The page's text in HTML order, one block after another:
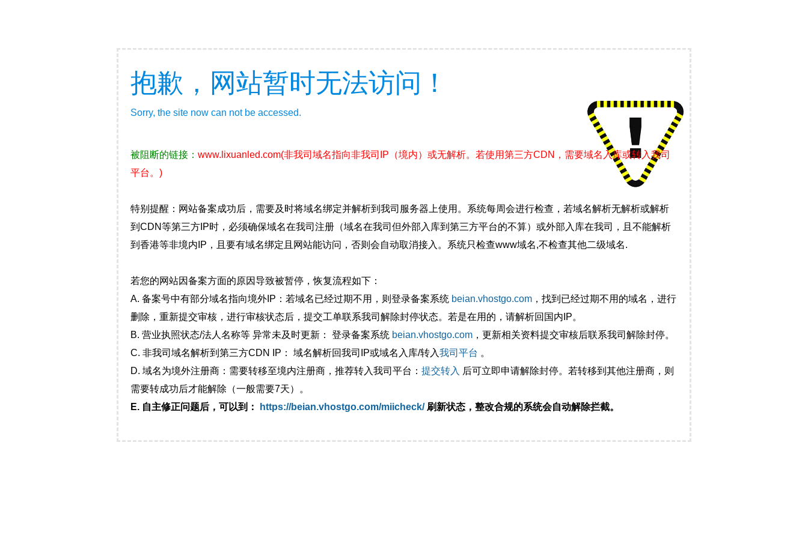
抱歉，网站暂时无法访问！
Sorry, the site now can not be accessed.
被阻断的链接： www.lixuanled.com(非我司域名指向非我司IP（境内）或无解析。若使用第三方CDN，需要域名入库或转入我司
平台。)
特别提醒：网站备案成功后，需要及时将域名绑定并解析到我司服务器上使用。系统每周会进行检查，若域名解析无解析或解析
到CDN等第三方IP时，必须确保域名在我司注册（域名在我司但外部入库到第三方平台的不算）或外部入库在我司，且不能解析
到香港等非境内IP，且要有域名绑定且网站能访问，否则会自动取消接入。系统只检查www域名,不检查其他二级域名.
若您的网站因备案方面的原因导致被暂停，恢复流程如下：
A. 备案号中有部分域名指向境外IP：若域名已经过期不用，则登录备案系统 beian.vhostgo.com ，找到已经过期不用的域名，进行
删除，重新提交审核，进行审核状态后，提交工单联系我司解除封停状态。若是在用的，请解析回国内IP。
B. 营业执照状态/法人名称等 异常未及时更新： 登录备案系统 beian.vhostgo.com ，更新相关资料提交审核后联系我司解除封停。
C. 非我司域名解析到第三方CDN IP： 域名解析回我司IP或域名入库/转入我司平台 。
D. 域名为境外注册商：需要转移至境内注册商，推荐转入我司平台： 提交转入 后可立即申请解除封停。若转移到其他注册商，则
需要转成功后才能解除（一般需要7天）。
E. 自主修正问题后，可以到：
https://beian.vhostgo.com/miicheck/刷新状态，整改合规的系统会自动解除拦截。